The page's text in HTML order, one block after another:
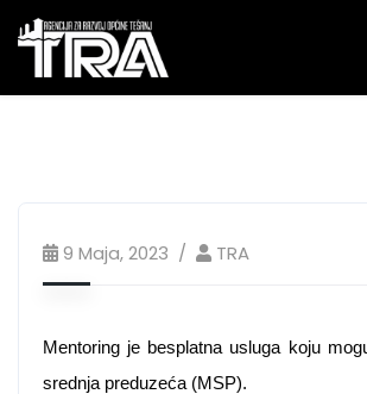
9 Maja, 2023 TRA
Mentoring je besplatna usluga koju
srednja preduzeća (MSP).